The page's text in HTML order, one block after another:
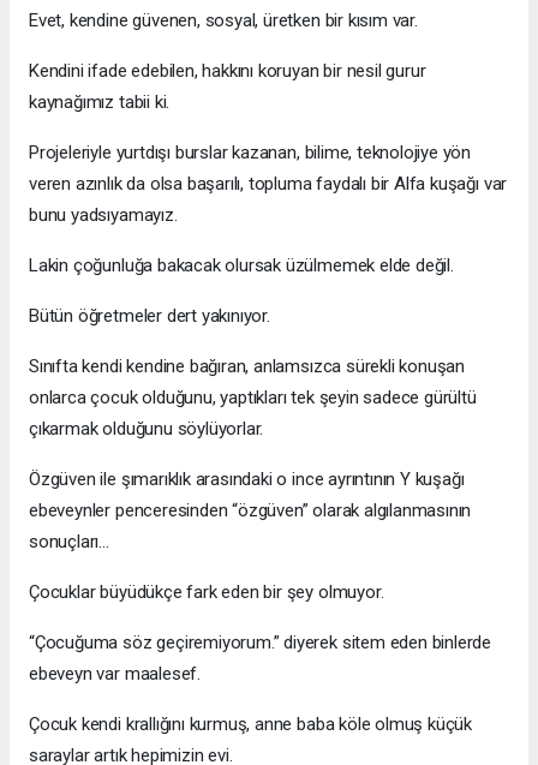
Evet, kendine güvenen, sosyal, üretken bir kısım var.
Kendini ifade edebilen, hakkını koruyan bir nesil gurur
kaynağımız tabii ki.
Projeleriyle yurtdışı burslar kazanan, bilime, teknolojiye yön
veren azınlık da olsa başarılı, topluma faydalı bir Alfa kuşağı var
bunu yadsıyamayız.
Lakin çoğunluğa bakacak olursak üzülmemek elde değil.
Bütün öğretmeler dert yakınıyor.
Sınıfta kendi kendine bağıran, anlamsızca sürekli konuşan
onlarca çocuk olduğunu, yaptıkları tek şeyin sadece gürültü
çıkarmak olduğunu söylüyorlar.
Özgüven ile şımarıklık arasındaki o ince ayrıntının Y kuşağı
ebeveynler penceresinden “özgüven” olarak algılanmasının
sonuçları…
Çocuklar büyüdükçe fark eden bir şey olmuyor.
“Çocuğuma söz geçiremiyorum.” diyerek sitem eden binlerde
ebeveyn var maalesef.
Çocuk kendi krallığını kurmuş, anne baba köle olmuş küçük
saraylar artık hepimizin evi.